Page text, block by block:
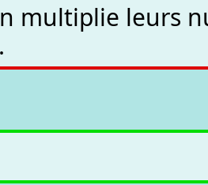
multiplie leurs